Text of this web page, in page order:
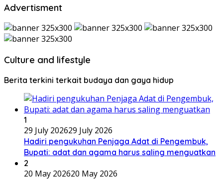
Advertisment
Culture and lifestyle
Berita terkini terkait budaya dan gaya hidup
1
29 July 202629 July 2026
Hadiri pengukuhan Penjaga Adat di Pengembuk,
Bupati: adat dan agama harus saling menguatkan
2
20 May 202620 May 2026